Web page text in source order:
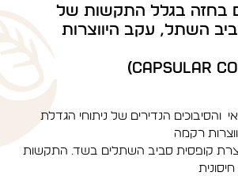
בחזה בגלל התקשות של
השתל, עקב היווצרות
והסיבוכים הנדירים של ניתוחי הגדלת
רקמה
קופסית סביב השתלים בשד. התקשות